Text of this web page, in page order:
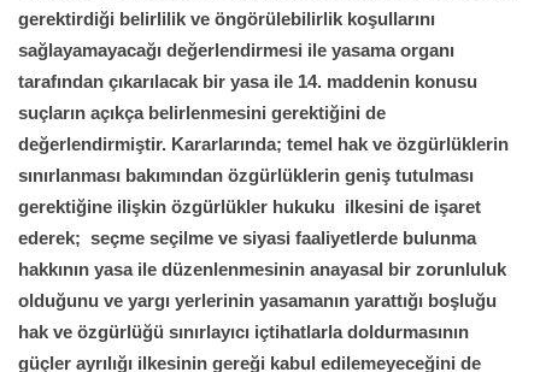
gerektirdiği belirlilik ve öngörülebilirlik koşullarını
sağlayamayacağı değerlendirmesi ile yasama organı
tarafından çıkarılacak bir yasa ile 14. maddenin konusu
suçların açıkça belirlenmesini gerektiğini de
değerlendirmiştir. Kararlarında; temel hak ve özgürlüklerin
sınırlanması bakımından özgürlüklerin geniş tutulması
gerektiğine ilişkin özgürlükler hukuku ilkesini de işaret
ederek; seçme seçilme ve siyasi faaliyetlerde bulunma
hakkının yasa ile düzenlenmesinin anayasal bir zorunluluk
olduğunu ve yargı yerlerinin yasamanın yarattığı boşluğu
hak ve özgürlüğü sınırlayıcı içtihatlarla doldurmasının
güçler ayrılığı ilkesinin gereği kabul edilemeyeceğini de